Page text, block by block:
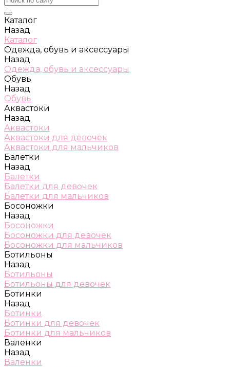
Каталог
Назад
Каталог
Одежда, обувь и аксессуары
Назад
Одежда, обувь и аксессуары
Обувь
Назад
Обувь
Аквастоки
Назад
Аквастоки
Аквастоки для девочек
Аквастоки для мальчиков
Балетки
Назад
Балетки
Балетки для девочек
Балетки для мальчиков
Босоножки
Назад
Босоножки
Босоножки для девочек
Босоножки для мальчиков
Ботильоны
Назад
Ботильоны
Ботильоны для девочек
Ботинки
Назад
Ботинки
Ботинки для девочек
Ботинки для мальчиков
Валенки
Назад
Валенки